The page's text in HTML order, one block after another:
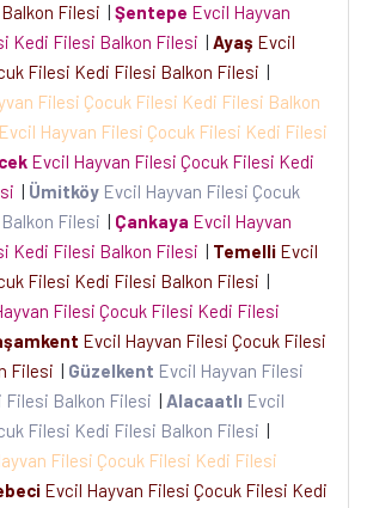
Filesi | Şentepe Evcil Hayvan
Kedi Filesi Balkon Filesi | Ayaş Evcil
Filesi Kedi Filesi Balkon Filesi |
Filesi Çocuk Filesi Kedi Filesi Balkon
Evcil Hayvan Filesi Çocuk Filesi Kedi Filesi
Evcil Hayvan Filesi Çocuk Filesi Kedi
| Ümitköy Evcil Hayvan Filesi Çocuk
Filesi | Çankaya Evcil Hayvan
Kedi Filesi Balkon Filesi | Temelli Evcil
Filesi Kedi Filesi Balkon Filesi |
Filesi Çocuk Filesi Kedi Filesi
Evcil Hayvan Filesi Çocuk Filesi
Filesi | Güzelkent Evcil Hayvan Filesi
Filesi Balkon Filesi | Alacaatlı Evcil
Filesi Kedi Filesi Balkon Filesi |
Filesi Çocuk Filesi Kedi Filesi
Evcil Hayvan Filesi Çocuk Filesi Kedi